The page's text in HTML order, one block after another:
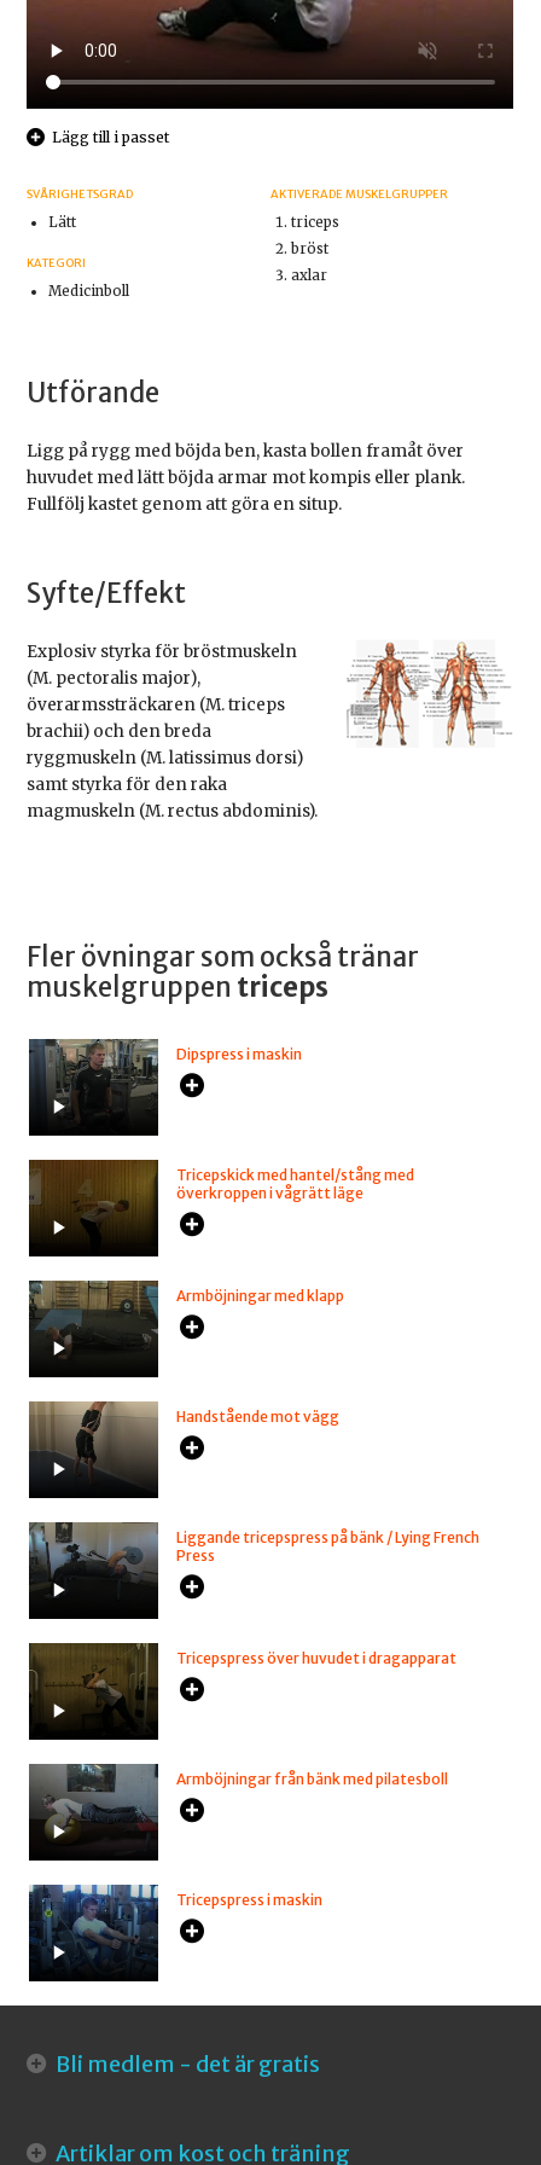
Lägg till i passet
SVÅRIGHETSGRAD
Lätt
KATEGORI
Medicinboll
AKTIVERADE MUSKELGRUPPER
triceps
bröst
axlar
Utförande
Ligg på rygg med böjda ben, kasta bollen framåt över
huvudet med lätt böjda armar mot kompis eller plank.
Fullfölj kastet genom att göra en situp.
Syfte/Effekt
Explosiv styrka för bröstmuskeln
(M. pectoralis major),
överarmssträckaren (M. triceps
brachii) och den breda
ryggmuskeln (M. latissimus dorsi)
samt styrka för den raka
magmuskeln (M. rectus abdominis).
Fler övningar som också tränar
muskelgruppen triceps
Dipspress i maskin
Tricepskick med hantel/stång med
överkroppen i vågrätt läge
Armböjningar med klapp
Handstående mot vägg
Liggande tricepspress på bänk / Lying French
Press
Tricepspress över huvudet i dragapparat
Armböjningar från bänk med pilatesboll
Tricepspress i maskin
Bli medlem - det är gratis
Artiklar om kost och träning